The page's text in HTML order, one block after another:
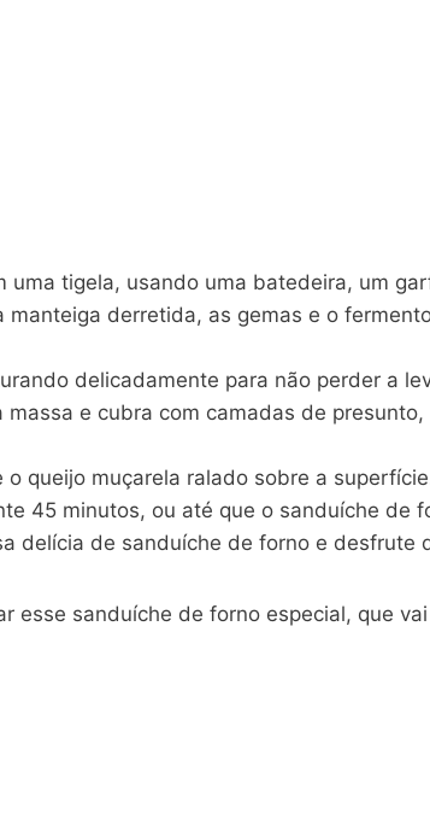
tigela, usando uma batedeira, um
derretida, as gemas e o
delicadamente para não perder a
e cubra com camadas de
queijo muçarela ralado sobre a
45 minutos, ou até que o sanduíche de
delícia de sanduíche de forno e desfrute
esse sanduíche de forno especial, que